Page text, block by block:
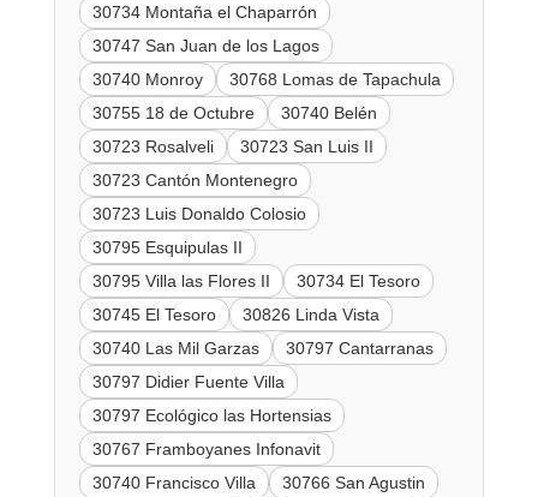
30734 Montaña el Chaparrón
30747 San Juan de los Lagos
30740 Monroy
30768 Lomas de Tapachula
30755 18 de Octubre
30740 Belén
30723 Rosalveli
30723 San Luis II
30723 Cantón Montenegro
30723 Luis Donaldo Colosio
30795 Esquipulas II
30795 Villa las Flores II
30734 El Tesoro
30745 El Tesoro
30826 Linda Vista
30740 Las Mil Garzas
30797 Cantarranas
30797 Didier Fuente Villa
30797 Ecológico las Hortensias
30767 Framboyanes Infonavit
30740 Francisco Villa
30766 San Agustin